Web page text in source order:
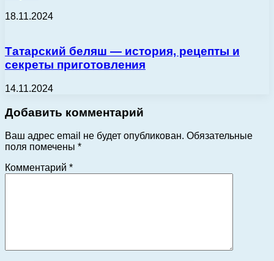
18.11.2024
Татарский беляш — история, рецепты и
секреты приготовления
14.11.2024
Добавить комментарий
Ваш адрес email не будет опубликован. Обязательные
поля помечены *
Комментарий *